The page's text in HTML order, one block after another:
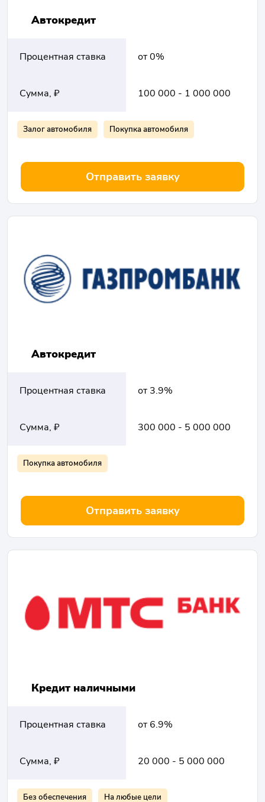
Автокредит
Процентная ставка от 0%
Сумма, ₽ 100 000 - 1 000 000
Залог автомобиля Покупка автомобиля
Отправить заявку
Автокредит
Процентная ставка от 3.9%
Сумма, ₽ 300 000 - 5 000 000
Покупка автомобиля
Отправить заявку
Кредит наличными
Процентная ставка от 6.9%
Сумма, ₽ 20 000 - 5 000 000
Без обеспечения На любые цели